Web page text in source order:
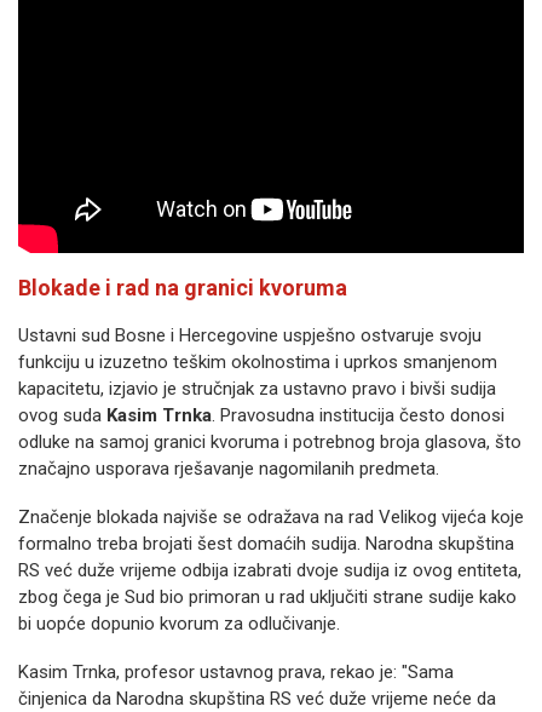
Blokade i rad na granici kvoruma
Ustavni sud Bosne i Hercegovine uspješno ostvaruje svoju
funkciju u izuzetno teškim okolnostima i uprkos smanjenom
kapacitetu, izjavio je stručnjak za ustavno pravo i bivši sudija
ovog suda Kasim Trnka. Pravosudna institucija često donosi
odluke na samoj granici kvoruma i potrebnog broja glasova, što
značajno usporava rješavanje nagomilanih predmeta.
Značenje blokada najviše se odražava na rad Velikog vijeća koje
formalno treba brojati šest domaćih sudija. Narodna skupština
RS već duže vrijeme odbija izabrati dvoje sudija iz ovog entiteta,
zbog čega je Sud bio primoran u rad uključiti strane sudije kako
bi uopće dopunio kvorum za odlučivanje.
Kasim Trnka, profesor ustavnog prava, rekao je: "Sama
činjenica da Narodna skupština RS već duže vrijeme neće da